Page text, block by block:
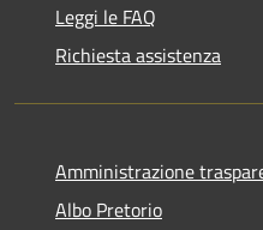
Leggi le FAQ
Richiesta assistenza
Amministrazione
Albo Pretorio